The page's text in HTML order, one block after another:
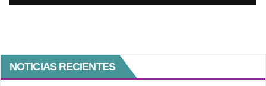
NOTICIAS RECIENTES